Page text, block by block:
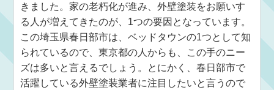
きました。家の老朽化が進み、外壁塗装をお願いす
る人が増えてきたのが、1つの要因となっています。
この埼玉県春日部市は、ベッドタウンの1つとして知
られているので、東京都の人からも、この手のニー
ズは多いと言えるでしょう。とにかく、春日部市で
活躍している外壁塗装業者に注目したいと言うので